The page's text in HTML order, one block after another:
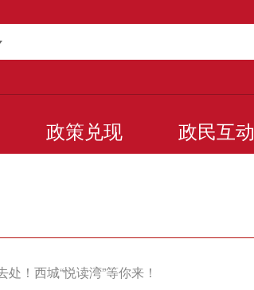
政策兑现 政民互动
！西城“悦读湾”等你来！